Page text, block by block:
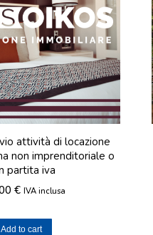
attività di locazione
non imprenditoriale o
partita iva
€ IVA inclusa
Add to cart